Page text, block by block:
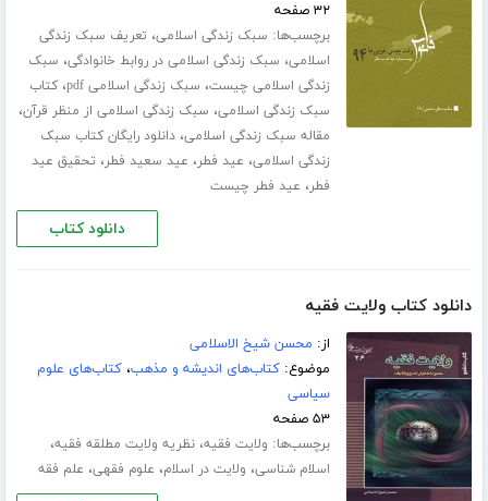
۳۲ صفحه
برچسب‌ها: سبک زندگی اسلامی، تعریف سبک زندگی
اسلامی، سبک زندگی اسلامی در روابط خانوادگی، سبک
زندگی اسلامی چیست، سبک زندگی اسلامی pdf ،کتاب
سبک زندگی اسلامی، سبک زندگی اسلامی از منظر قرآن،
مقاله سبک زندگی اسلامی،دانلود رایگان کتاب سبک
زندگی اسلامی، عید فطر، عید سعید فطر، تحقیق عید
فطر، عید فطر چیست
دانلود کتاب
دانلود کتاب ولایت فقیه
از: محسن شیخ الاسلامی
موضوع:کتاب‌های اندیشه و مذهب،کتاب‌های علوم
سیاسی
۵۳ صفحه
برچسب‌ها: ولایت فقیه،نظریه ولایت مطلقه فقیه،
اسلام شناسی، ولایت در اسلام، علوم فقهی، علم فقه